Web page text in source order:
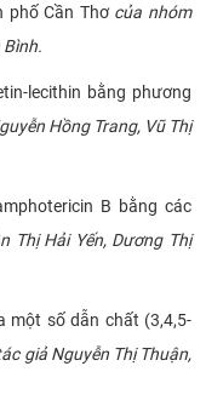
phố Cần Thơ của nhóm
lecithin bằng phương
Hồng Trang, Vũ Thị
B bằng các
Thị Hải Yến, Dương Thị
một số dẫn chất (3,4,5-
giả Nguyễn Thị Thuận,